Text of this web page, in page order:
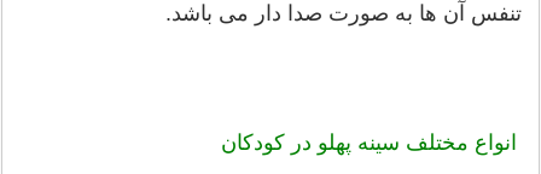
تنفس آن ها به صورت صدا دار می باشد.
انواع مختلف سینه ‌پهلو در کودکان